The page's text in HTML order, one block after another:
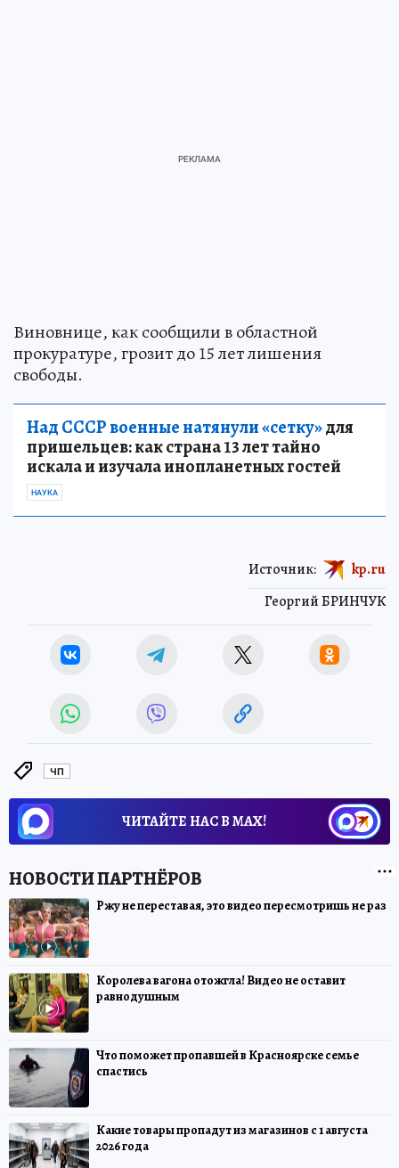
Виновнице, как сообщили в областной
прокуратуре, грозит до 15 лет лишения
свободы.
Над СССР военные натянули «сетку»для
пришельцев: как страна 13 лет тайно
искала и изучала инопланетных гостей
НАУКА
Георгий БРИНЧУК
Источник: kp.ru
ЧП
ЧИТАЙТЕ НАС В МАХ!
Ржу не переставая, это видео пересмотришь не раз
Королева вагона отожгла! Видео не оставит
равнодушным
Что поможет пропавшей в Красноярске семье
спастись
Какие товары пропадут из магазинов с 1 августа
2026 года